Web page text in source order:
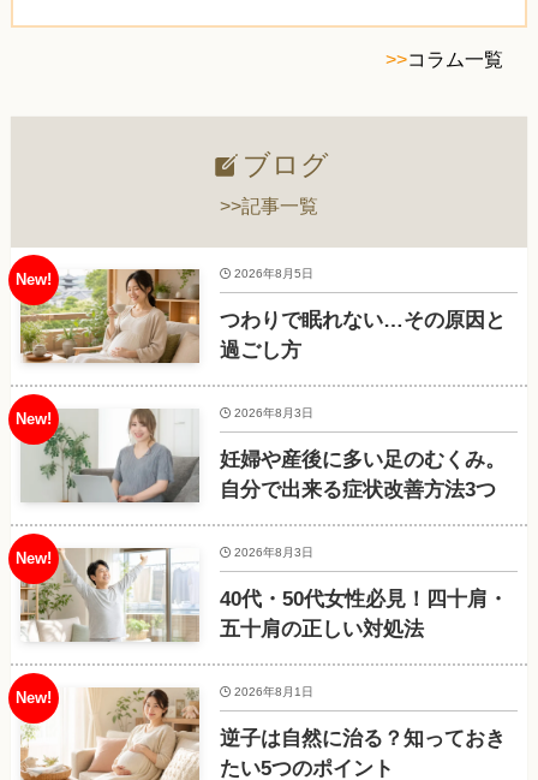
>>コラム一覧
ブログ
>>記事一覧
つわりで眠れない…その原因と
過ごし方
2026年8月5日
妊婦や産後に多い足のむくみ。
自分で出来る症状改善方法3つ
2026年8月3日
40代・50代女性必見！四十肩・
五十肩の正しい対処法
2026年8月3日
逆子は自然に治る？知っておき
たい5つのポイント
2026年8月1日